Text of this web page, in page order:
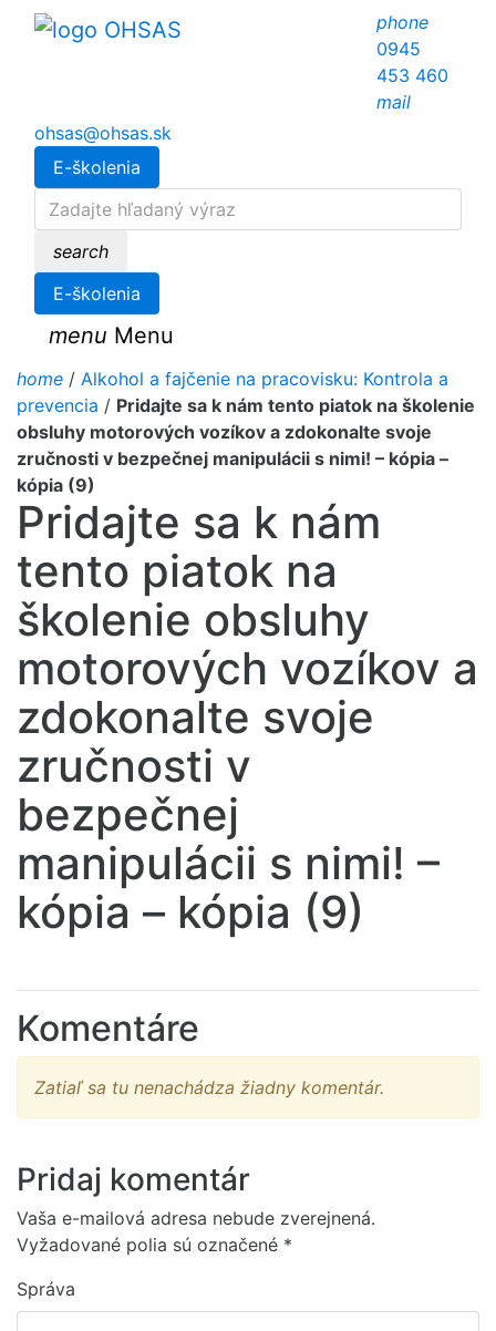
phone
0945
453 460
mail
ohsas@ohsas.sk
E-školenia
search
E-školenia
menu Menu
home / Alkohol a fajčenie na pracovisku: Kontrola a
prevencia / Pridajte sa k nám tento piatok na školenie
obsluhy motorových vozíkov a zdokonalte svoje
zručnosti v bezpečnej manipulácii s nimi! – kópia –
kópia (9)
Pridajte sa k nám
tento piatok na
školenie obsluhy
motorových vozíkov a
zdokonalte svoje
zručnosti v
bezpečnej
manipulácii s nimi! –
kópia – kópia (9)
Komentáre
Zatiaľ sa tu nenachádza žiadny komentár.
Pridaj komentár
Vaša e-mailová adresa nebude zverejnená.
Vyžadované polia sú označené *
Správa